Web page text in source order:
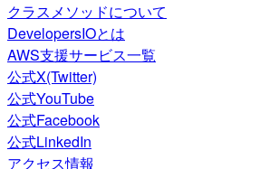
クラスメソッドについて
DevelopersIOとは
AWS支援サービス一覧
公式X(Twitter)
公式YouTube
公式Facebook
公式LinkedIn
アクセス情報